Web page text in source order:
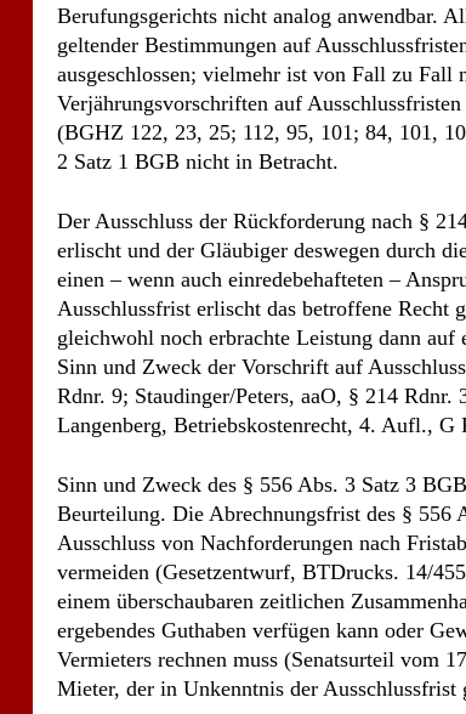
Berufungsgerichts nicht analog anwendbar.
geltender Bestimmungen auf
ausgeschlossen; vielmehr ist von Fall zu
Verjährungsvorschriften auf
(BGHZ 122, 23, 25; 112, 95, 101; 84, 101,
2 Satz 1 BGB nicht in Betracht.
Der Ausschluss der Rückforderung nach §
erlischt und der Gläubiger deswegen durch
einen – wenn auch einredebehafteten –
Ausschlussfrist erlischt das betroffene Recht
gleichwohl noch erbrachte Leistung dann
Sinn und Zweck der Vorschrift auf
Rdnr. 9; Staudinger/Peters, aaO, § 214
Langenberg, Betriebskostenrecht, 4. Aufl.,
Sinn und Zweck des § 556 Abs. 3 Satz 3
Beurteilung. Die Abrechnungsfrist des § 556
Ausschluss von Nachforderungen nach
vermeiden (Gesetzentwurf, BTDrucks. 14/
einem überschaubaren zeitlichen
ergebendes Guthaben verfügen kann oder
Vermieters rechnen muss (Senatsurteil vom
Mieter, der in Unkenntnis der Ausschlussfrist